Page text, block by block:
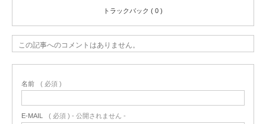
トラックバック ( 0 )
この記事へのコメントはありません。
名前 ( 必須 )
E-MAIL ( 必須 ) - 公開されません -